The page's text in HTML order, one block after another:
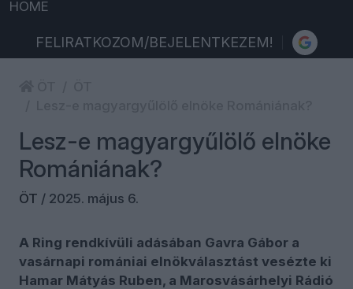
HOME
FELIRATKOZOM/BEJELENTKEZEM!
Lesz-e magyargyűlölő elnöke
Romániának?
ÖT / 2025. május 6.
A Ring rendkívüli adásában Gavra Gábor a
vasárnapi romániai elnökválasztást vesézte ki
Hamar Mátyás Ruben, a Marosvásárhelyi Rádió